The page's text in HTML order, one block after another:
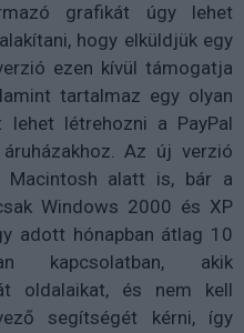
grafikát úgy lehet
hogy elküldjük egy
ezen kívül támogatja
tartalmaz egy olyan
lehet létrehozni a PayPal
Az új verzió
Macintosh alatt is, bár a
Windows 2000 és XP
adott hónapban átlag 10
kapcsolatban, akik
oldalaikat, és nem kell
segítségét kérni, így